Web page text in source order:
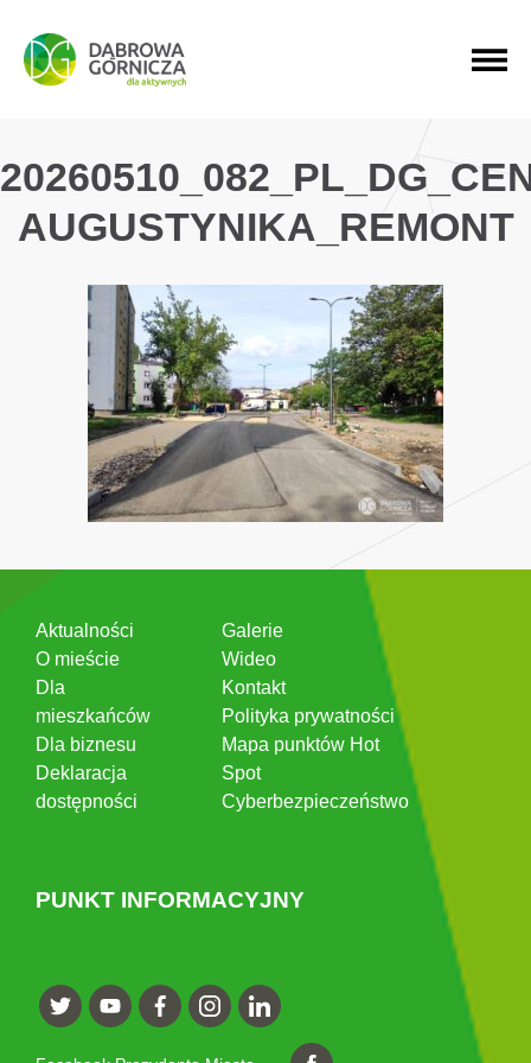
PRZEJDŹ DO MENU GŁÓWNEGO
PRZEJDŹ DO WYSZUKIWARKI
PRZEJDŹ DO TREŚCI
AUGUSTYNIKA_REMONT
Aktualności
O mieście
Dla
mieszkańców
Dla biznesu
Deklaracja
dostępności
Galerie
Wideo
Kontakt
Polityka prywatności
Mapa punktów Hot
Spot
Cyberbezpieczeństwo
PUNKT INFORMACYJNY